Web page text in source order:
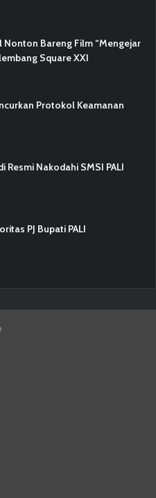
Nonton Bareng Film “Mengejar
Square XXI
Protokol Keamanan
Resmi Nakodahi SMSI PALI
PJ Bupati PALI